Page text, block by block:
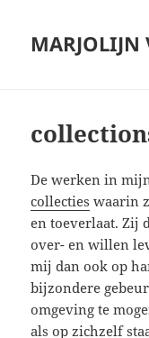
MARJOLIJN
De werken in
collecties waarin
en toeverlaat. Zij
over- en willen
mij dan ook op
bijzondere
omgeving te
als op zichzelf